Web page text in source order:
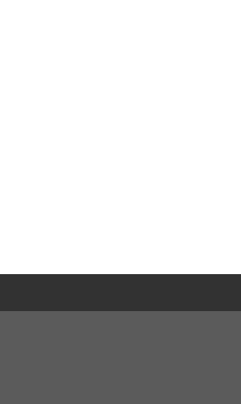
thoại, ví, chìa khóa, và nhiều phụ kiện